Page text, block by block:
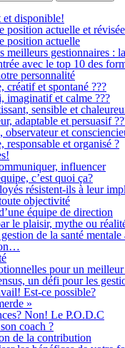
et disponible!
actuelle et révisée
position actuelle
meilleurs gestionnaires :
avec le top 10 des
personnalité
créatif et spontané ???
imaginatif et calme ???
sensible et
adaptable et persuasif
observateur et
responsable et organisé ?
influencer
c’est quoi ça?
résistent-ils à leur
objectivité
équipe de direction
le plaisir, mythe ou
de la santé mentale
pour un
un défi pour les
Est-ce possible?
»
Non! Le P.O.D.C
coach ?
de la contribution